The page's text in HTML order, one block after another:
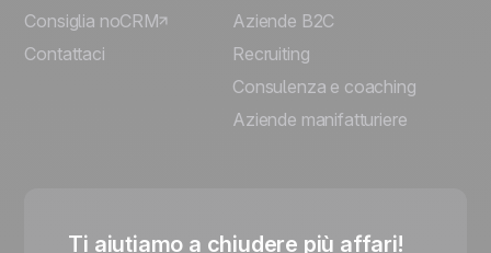
Consiglia noCRM
Contattaci
Aziende B2C
Recruiting
Consulenza e coaching
Aziende manifatturiere
Ti aiutiamo a chiudere più affari!